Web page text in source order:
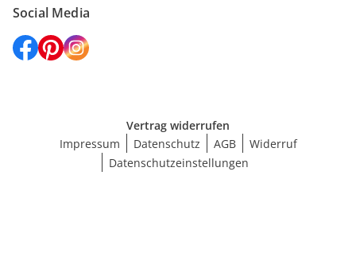
Social Media
Vertrag widerrufen
Impressum
Datenschutz AGB
Widerruf
Datenschutzeinstellungen